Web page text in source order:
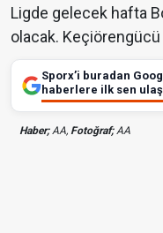
Ligde gelecek hafta
olacak. Keçiörengücü
Sporx’i buradan
haberlere ilk sen
Haber;AA, Fotoğraf;AA